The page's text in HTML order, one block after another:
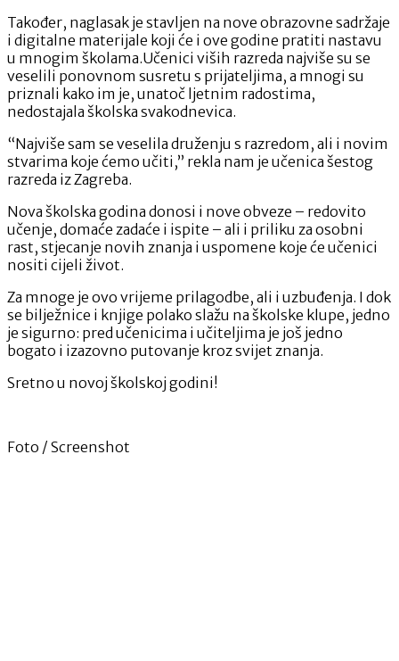
Također, naglasak je stavljen na nove obrazovne sadržaje
i digitalne materijale koji će i ove godine pratiti nastavu
u mnogim školama.Učenici viših razreda najviše su se
veselili ponovnom susretu s prijateljima, a mnogi su
priznali kako im je, unatoč ljetnim radostima,
nedostajala školska svakodnevica.
“Najviše sam se veselila druženju s razredom, ali i novim
stvarima koje ćemo učiti,” rekla nam je učenica šestog
razreda iz Zagreba.
Nova školska godina donosi i nove obveze – redovito
učenje, domaće zadaće i ispite – ali i priliku za osobni
rast, stjecanje novih znanja i uspomene koje će učenici
nositi cijeli život.
Za mnoge je ovo vrijeme prilagodbe, ali i uzbuđenja. I dok
se bilježnice i knjige polako slažu na školske klupe, jedno
je sigurno: pred učenicima i učiteljima je još jedno
bogato i izazovno putovanje kroz svijet znanja.
Sretno u novoj školskoj godini!
Foto / Screenshot